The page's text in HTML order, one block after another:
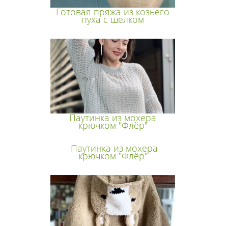
Готовая пряжа из козьего
пуха с шелком
Паутинка из мохера
крючком "Флёр"
Паутинка из мохера
крючком "Флёр"